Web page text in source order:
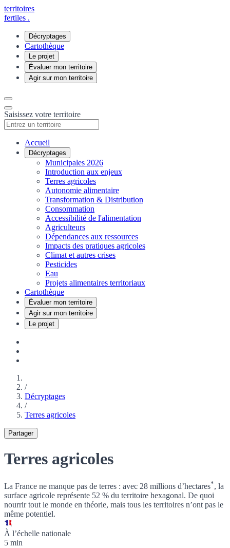
territoires
fertiles .
Décryptages
Cartothèque
Le projet
Évaluer mon territoire
Agir sur mon territoire
Saisissez votre territoire
Accueil
Décryptages
Municipales 2026
Introduction aux enjeux
Terres agricoles
Autonomie alimentaire
Transformation & Distribution
Consommation
Accessibilité de l'alimentation
Agriculteurs
Dépendances aux ressources
Impacts des pratiques agricoles
Climat et autres crises
Pesticides
Eau
Projets alimentaires territoriaux
Cartothèque
Évaluer mon territoire
Agir sur mon territoire
Le projet
/
Décryptages
/
Terres agricoles
Partager
Terres agricoles
La France ne manque pas de terres : avec 28 millions d’hectares*, la
surface agricole représente 52 % du territoire hexagonal. De quoi
nourrir tout le monde en théorie, mais tous les territoires n’ont pas le
même potentiel.
À l’échelle nationale
5 min